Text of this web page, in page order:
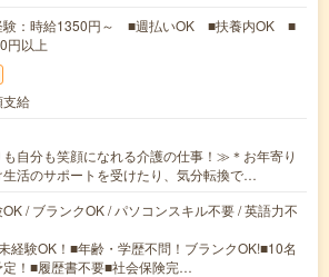
験：時給1350円～ ■週払いOK ■扶養内OK ■
円以上
支給
自分も笑顔になれる介護の仕事！≫＊お年寄り
活のサポートを受けたり、気分転換で…
/ ブランクOK / パソコンスキル不要 / 英語力不
経験OK！■年齢・学歴不問！ブランクOK!■10名
定！■履歴書不要■社会保険完…